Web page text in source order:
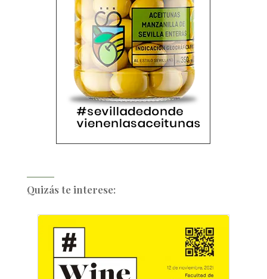
Quizás te interese: